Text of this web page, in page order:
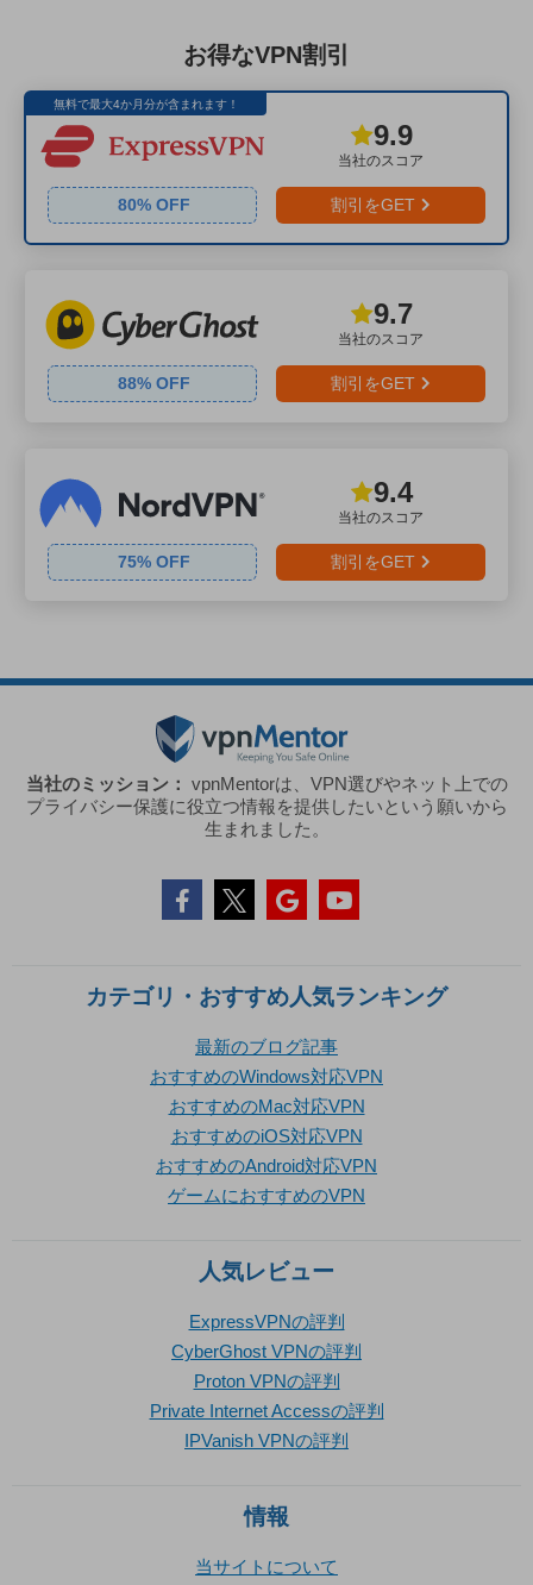
お得なVPN割引
無料で最大4か月分が含まれます！
当社のスコア
9.9
80% OFF 割引をGET
当社のスコア
9.7
88% OFF 割引をGET
当社のスコア
9.4
75% OFF 割引をGET
当社のミッション： vpnMentorは、VPN選びやネット上での
プライバシー保護に役立つ情報を提供したいという願いから
生まれました。
カテゴリ・おすすめ人気ランキング
最新のブログ記事
おすすめのWindows対応VPN
おすすめのMac対応VPN
おすすめのiOS対応VPN
おすすめのAndroid対応VPN
ゲームにおすすめのVPN
人気レビュー
ExpressVPNの評判
CyberGhost VPNの評判
Proton VPNの評判
Private Internet Accessの評判
IPVanish VPNの評判
情報
当サイトについて